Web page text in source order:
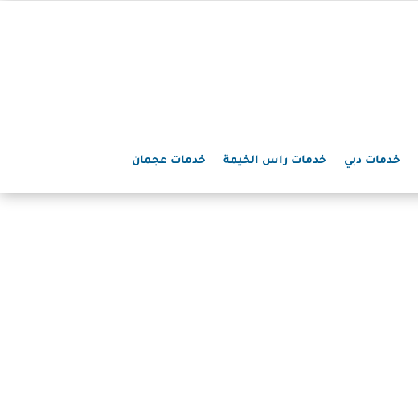
خدمات دبي خدمات راس الخيمة خدمات عجمان